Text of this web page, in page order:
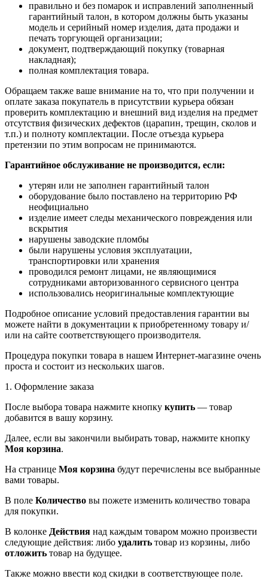
правильно и без помарок и исправлений заполненный
гарантийный талон, в котором должны быть указаны
модель и серийный номер изделия, дата продажи и
печать торгующей организации;
документ, подтверждающий покупку (товарная
накладная);
полная комплектация товара.
Обращаем также ваше внимание на то, что при получении и
оплате заказа покупатель в присутствии курьера обязан
проверить комплектацию и внешний вид изделия на предмет
отсутствия физических дефектов (царапин, трещин, сколов и
т.п.) и полноту комплектации. После отъезда курьера
претензии по этим вопросам не принимаются.
Гарантийное обслуживание не производится, если:
утерян или не заполнен гарантийный талон
оборудование было поставлено на территорию РФ
неофициально
изделие имеет следы механического повреждения или
вскрытия
нарушены заводские пломбы
были нарушены условия эксплуатации,
транспортировки или хранения
проводился ремонт лицами, не являющимися
сотрудниками авторизованного сервисного центра
использовались неоригинальные комплектующие
Подробное описание условий предоставления гарантии вы
можете найти в документации к приобретенному товару и/
или на сайте соответствующего производителя.
Процедура покупки товара в нашем Интернет-магазине очень
проста и состоит из нескольких шагов.
1. Оформление заказа
После выбора товара нажмите кнопку купить — товар
добавится в вашу корзину.
Далее, если вы закончили выбирать товар, нажмите кнопку
Моя корзина.
На странице Моя корзина будут перечислены все выбранные
вами товары.
В поле Количество вы пожете изменить количество товара
для покупки.
В колонке Действия над каждым товаром можно произвести
следующие действия: либо удалить товар из корзины, либо
отложить товар на будущее.
Также можно ввести код скидки в соответствующее поле.